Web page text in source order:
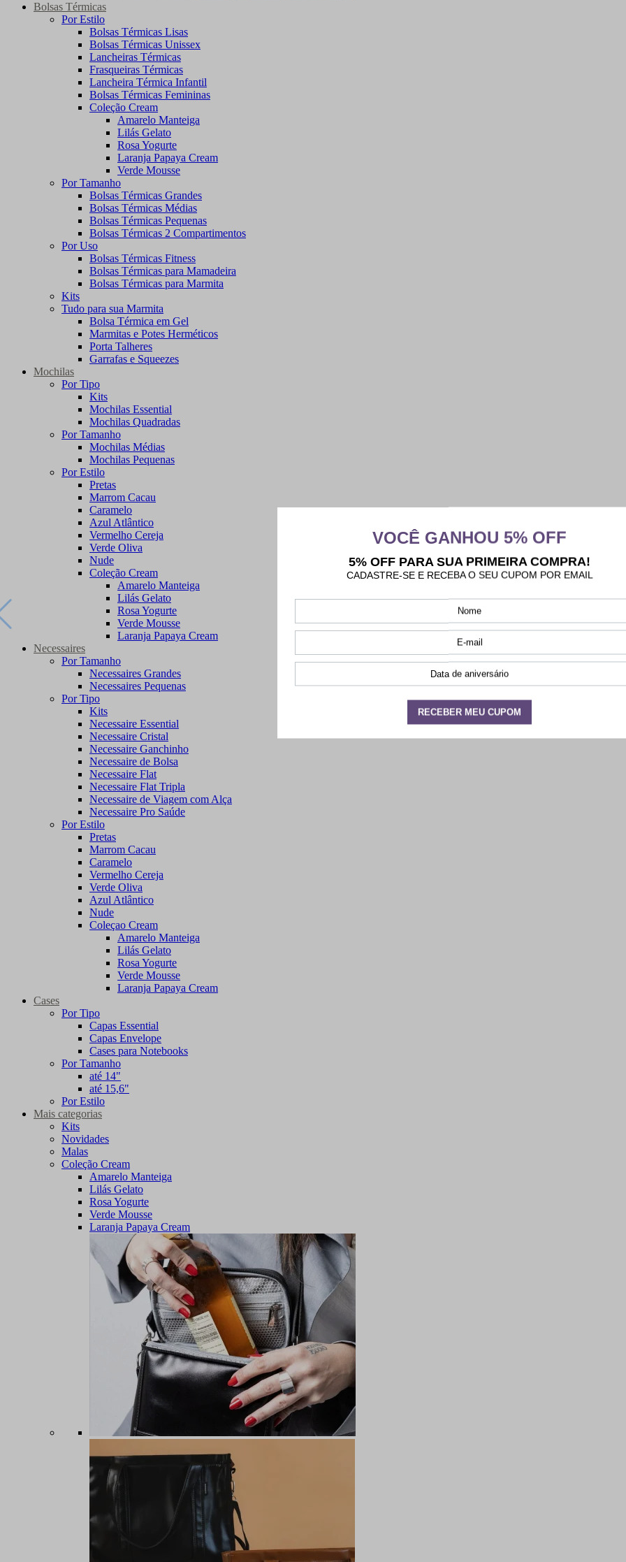
Bolsas Térmicas
Por Estilo
Bolsas Térmicas Lisas
Bolsas Térmicas Unissex
Lancheiras Térmicas
Frasqueiras Térmicas
Lancheira Térmica Infantil
Bolsas Térmicas Femininas
Coleção Cream
Amarelo Manteiga
Lilás Gelato
Rosa Yogurte
Laranja Papaya Cream
Verde Mousse
Por Tamanho
Bolsas Térmicas Grandes
Bolsas Térmicas Médias
Bolsas Térmicas Pequenas
Bolsas Térmicas 2 Compartimentos
Por Uso
Bolsas Térmicas Fitness
Bolsas Térmicas para Mamadeira
Bolsas Térmicas para Marmita
Kits
Tudo para sua Marmita
Bolsa Térmica em Gel
Marmitas e Potes Herméticos
Porta Talheres
Garrafas e Squeezes
Mochilas
Por Tipo
Kits
Mochilas Essential
Mochilas Quadradas
Por Tamanho
Mochilas Médias
Mochilas Pequenas
Por Estilo
Pretas
Marrom Cacau
Caramelo
Azul Atlântico
Vermelho Cereja
Verde Oliva
Nude
Coleção Cream
Amarelo Manteiga
Lilás Gelato
Rosa Yogurte
Verde Mousse
Laranja Papaya Cream
Necessaires
Por Tamanho
Necessaires Grandes
Necessaires Pequenas
Por Tipo
Kits
Necessaire Essential
Necessaire Cristal
Necessaire Ganchinho
Necessaire de Bolsa
Necessaire Flat
Necessaire Flat Tripla
Necessaire de Viagem com Alça
Necessaire Pro Saúde
Por Estilo
Pretas
Marrom Cacau
Caramelo
Vermelho Cereja
Verde Oliva
Azul Atlântico
Nude
Coleçao Cream
Amarelo Manteiga
Lilás Gelato
Rosa Yogurte
Verde Mousse
Laranja Papaya Cream
Cases
Por Tipo
Capas Essential
Capas Envelope
Cases para Notebooks
Por Tamanho
até 14"
até 15,6"
Por Estilo
Mais categorias
Kits
Novidades
Malas
Coleção Cream
Amarelo Manteiga
Lilás Gelato
Rosa Yogurte
Verde Mousse
Laranja Papaya Cream